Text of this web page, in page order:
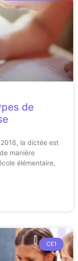
de
la dictée est
manière
élémentaire,
CE1